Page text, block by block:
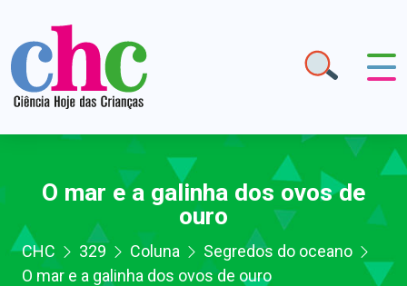
O mar e a galinha dos ovos de
ouro
CHC 329 Coluna
Segredos do oceano
O mar e a galinha dos ovos de ouro